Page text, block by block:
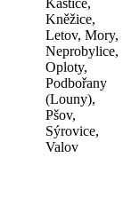
Kněžice,
Letov, Mory,
Neprobylice,
Oploty,
Podbořany
(Louny),
Pšov,
Sýrovice,
Valov